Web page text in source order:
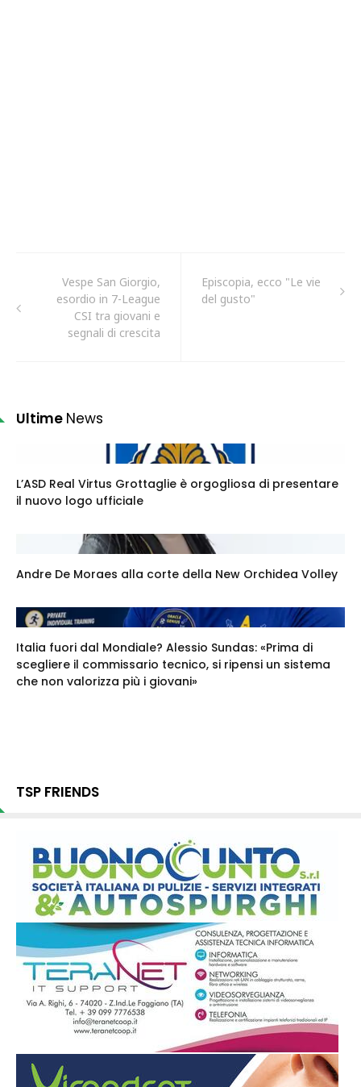
Vespe San Giorgio,
esordio in 7-League
CSI tra giovani e
segnali di crescita
Episcopia, ecco "Le vie
del gusto"
Ultime News
L’ASD Real Virtus Grottaglie è orgogliosa di presentare
il nuovo logo ufficiale
Andre De Moraes alla corte della New Orchidea Volley
Italia fuori dal Mondiale? Alessio Sundas: «Prima di
scegliere il commissario tecnico, si ripensi un sistema
che non valorizza più i giovani»
TSP FRIENDS